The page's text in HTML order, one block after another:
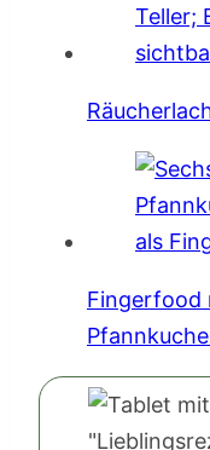
Fingerfood